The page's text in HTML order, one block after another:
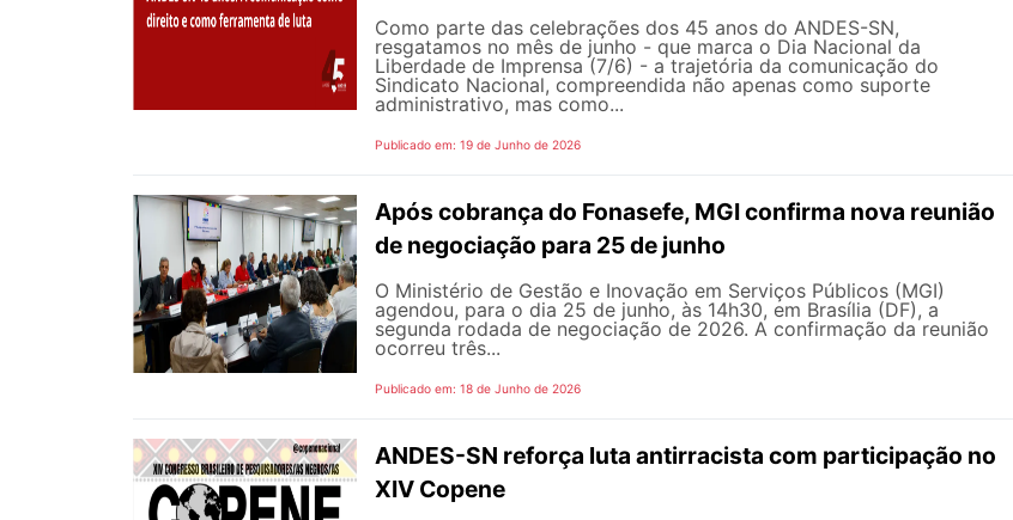
Como parte das celebrações dos 45 anos do ANDES-SN,
resgatamos no mês de junho - que marca o Dia Nacional da
Liberdade de Imprensa (7/6) - a trajetória da comunicação do
Sindicato Nacional, compreendida não apenas como suporte
administrativo, mas como...
Publicado em: 19 de Junho de 2026
Após cobrança do Fonasefe, MGI confirma nova reunião
de negociação para 25 de junho
O Ministério de Gestão e Inovação em Serviços Públicos (MGI)
agendou, para o dia 25 de junho, às 14h30, em Brasília (DF), a
segunda rodada de negociação de 2026. A confirmação da reunião
ocorreu três...
Publicado em: 18 de Junho de 2026
ANDES-SN reforça luta antirracista com participação no
XIV Copene